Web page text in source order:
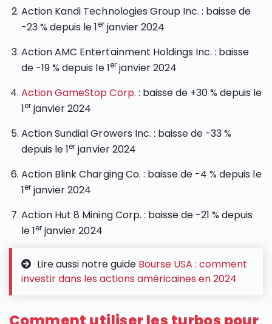
Action Kandi Technologies Group Inc. : baisse de
-23 % depuis le 1erjanvier 2024
Action AMC Entertainment Holdings Inc. : baisse
de -19 % depuis le 1erjanvier 2024
Action GameStop Corp. : baisse de +30 % depuis le
1er janvier 2024
Action Sundial Growers Inc. : baisse de -33 %
depuis le 1er janvier 2024
Action Blink Charging Co. : baisse de -4 % depuis le
1er janvier 2024
Action Hut 8 Mining Corp. : baisse de -21 % depuis
le 1er janvier 2024
Lire aussi notre guide Bourse USA : comment
investir dans les actions américaines en 2024